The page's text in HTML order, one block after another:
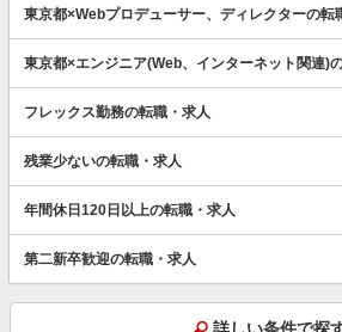
東京都×Webプロデューサー、ディレクターの転
東京都×エンジニア(Web、インターネット関連)
フレックス勤務の転職・求人
残業少ないの転職・求人
年間休日120日以上の転職・求人
第二新卒歓迎の転職・求人
詳しい条件で探